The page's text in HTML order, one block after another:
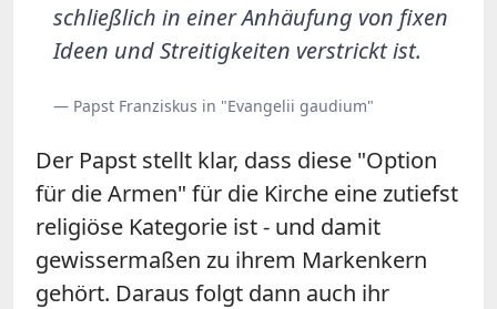
schließlich in einer Anhäufung von fixen
Ideen und Streitigkeiten verstrickt ist.
— Papst Franziskus in "Evangelii gaudium"
Der Papst stellt klar, dass diese "Option
für die Armen" für die Kirche eine zutiefst
religiöse Kategorie ist - und damit
gewissermaßen zu ihrem Markenkern
gehört. Daraus folgt dann auch ihr